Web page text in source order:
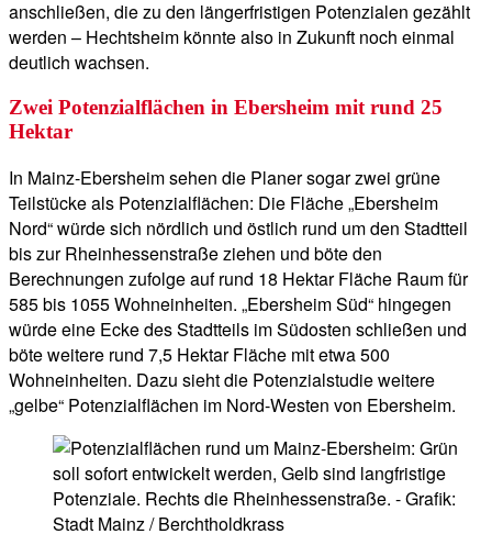
anschließen, die zu den längerfristigen Potenzialen gezählt
werden – Hechtsheim könnte also in Zukunft noch einmal
deutlich wachsen.
Zwei Potenzialflächen in Ebersheim mit rund 25
Hektar
In Mainz-Ebersheim sehen die Planer sogar zwei grüne
Teilstücke als Potenzialflächen: Die Fläche „Ebersheim
Nord“ würde sich nördlich und östlich rund um den Stadtteil
bis zur Rheinhessenstraße ziehen und böte den
Berechnungen zufolge auf rund 18 Hektar Fläche Raum für
585 bis 1055 Wohneinheiten. „Ebersheim Süd“ hingegen
würde eine Ecke des Stadtteils im Südosten schließen und
böte weitere rund 7,5 Hektar Fläche mit etwa 500
Wohneinheiten. Dazu sieht die Potenzialstudie weitere
„gelbe“ Potenzialflächen im Nord-Westen von Ebersheim.